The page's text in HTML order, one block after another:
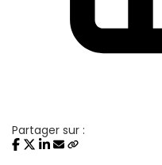
Partager sur :